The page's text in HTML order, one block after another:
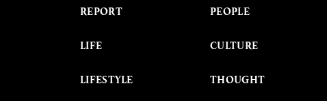
REPORT
LIFE
LIFESTYLE
PEOPLE
CULTURE
THOUGHT